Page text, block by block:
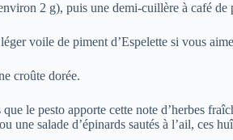
2 g), puis une demi-cuillère à café de
voile de piment d’Espelette si vous
croûte dorée.
le pesto apporte cette note d’herbes
une salade d’épinards sautés à l’ail, ces